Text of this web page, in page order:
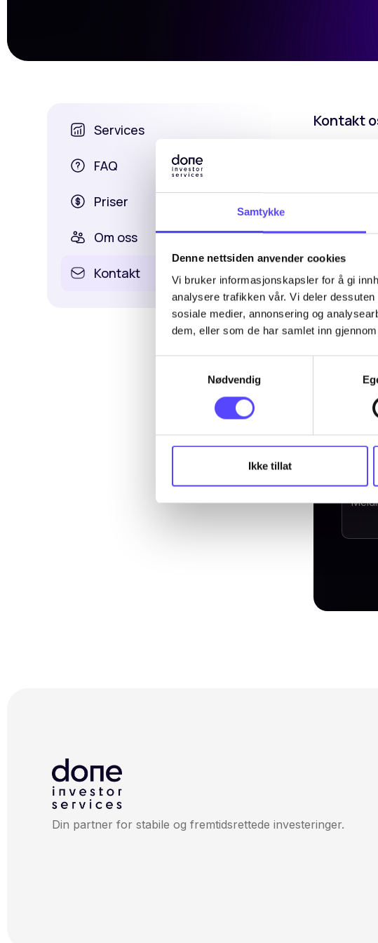
Samtykke
Denne nettsiden anvender cookies
Vi bruker informasjonskapsler for å gi
analysere trafikken vår. Vi deler
sosiale medier, annonsering og
dem, eller som de har samlet inn
Nødvendig
Ikke tillat
Services
FAQ
Priser
Om oss
Kontakt
Kontakt
📍Done
Din partner for stabile og fremtidsrettede investeringer.